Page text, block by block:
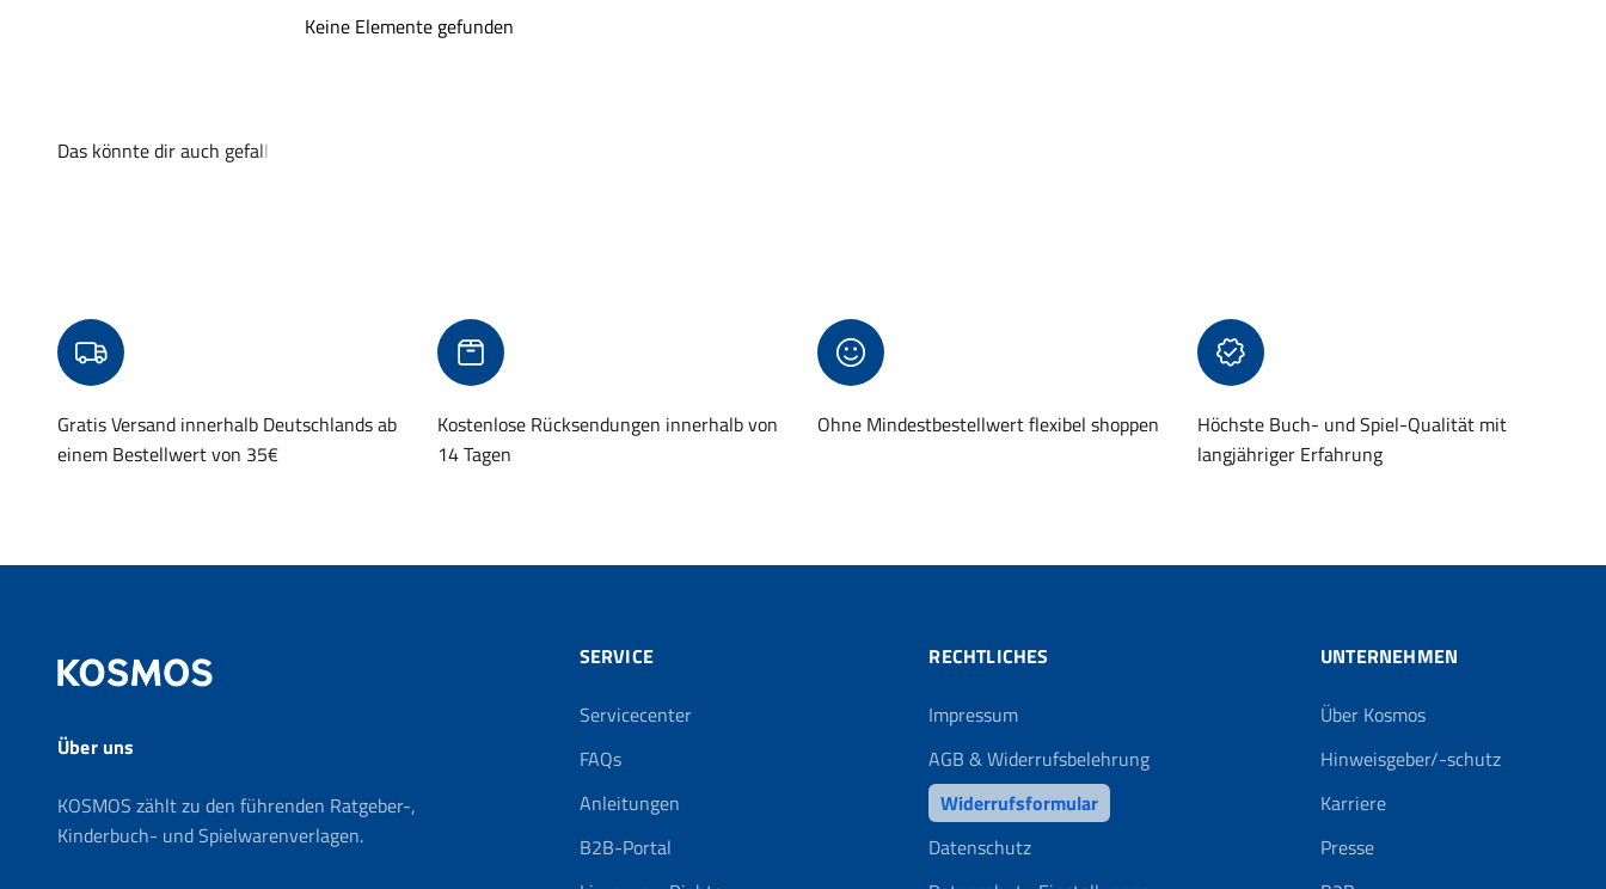
Keine Elemente gefunden
Gratis Versand innerhalb Deutschlands ab
einem Bestellwert von 35€
Kostenlose Rücksendungen innerhalb von
14 Tagen
Ohne Mindestbestellwert flexibel shoppen
Höchste Buch- und Spiel-Qualität mit
langjähriger Erfahrung
Über uns
KOSMOS zählt zu den führenden Ratgeber-,
Kinderbuch- und Spielwarenverlagen.
SERVICE
Servicecenter
FAQs
Anleitungen
B2B-Portal
RECHTLICHES
Impressum
AGB & Widerrufsbelehrung
Widerrufsformular
Datenschutz
UNTERNEHMEN
Über Kosmos
Hinweisgeber/-schutz
Karriere
Presse